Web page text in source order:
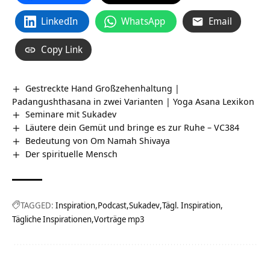
LinkedIn WhatsApp Email
Copy Link
Gestreckte Hand Großzehenhaltung |
Padangushthasana in zwei Varianten | Yoga Asana Lexikon
Seminare mit Sukadev
Läutere dein Gemüt und bringe es zur Ruhe – VC384
Bedeutung von Om Namah Shivaya
Der spirituelle Mensch
TAGGED: Inspiration Podcast Sukadev Tägl. Inspiration
Tägliche Inspirationen Vorträge mp3